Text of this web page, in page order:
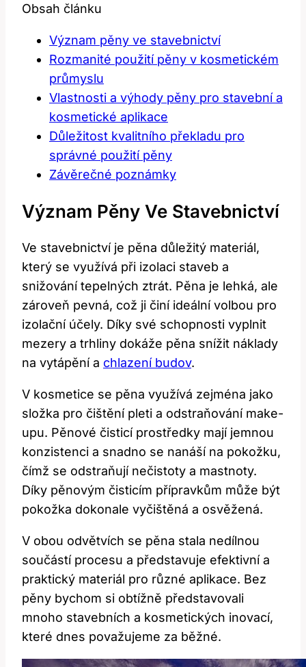
Obsah článku
Význam pěny ve stavebnictví
Rozmanité použití pěny v kosmetickém
průmyslu
Vlastnosti a výhody pěny pro stavební a
kosmetické aplikace
Důležitost kvalitního překladu pro
správné použití pěny
Závěrečné poznámky
Význam Pěny Ve Stavebnictví
Ve stavebnictví je pěna důležitý materiál,
který se využívá při izolaci staveb a
snižování tepelných ztrát. Pěna je lehká, ale
zároveň pevná, což ji činí ideální volbou pro
izolační účely. Díky své schopnosti vyplnit
mezery a trhliny dokáže pěna snížit náklady
na vytápění a chlazení budov.
V kosmetice se pěna využívá zejména jako
složka pro čištění pleti a odstraňování make-
upu. Pěnové čisticí prostředky mají jemnou
konzistenci a snadno se nanáší na pokožku,
čímž se odstraňují nečistoty a mastnoty.
Díky pěnovým čisticím přípravkům může být
pokožka dokonale vyčištěná a osvěžená.
V obou odvětvích se pěna stala nedílnou
součástí procesu a představuje efektivní a
praktický materiál pro různé aplikace. Bez
pěny bychom si obtížně představovali
mnoho stavebních a kosmetických inovací,
které dnes považujeme za běžné.